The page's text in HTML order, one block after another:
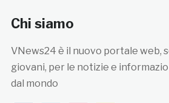
Chi siamo
VNews24 è il nuovo portale web,
giovani, per le notizie e
dal mondo